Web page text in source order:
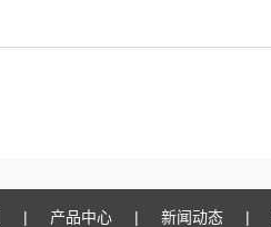
| 产品中心 | 新闻动态 |